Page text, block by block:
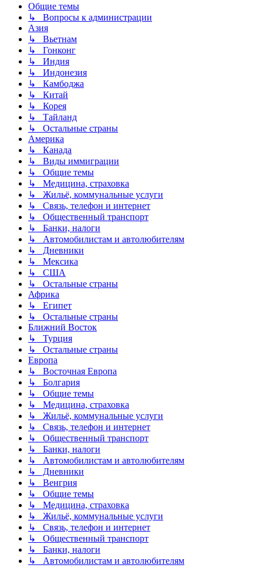
Общие темы
↳ Вопросы к администрации
Азия
↳ Вьетнам
↳ Гонконг
↳ Индия
↳ Индонезия
↳ Камбоджа
↳ Китай
↳ Корея
↳ Тайланд
↳ Остальные страны
Америка
↳ Канада
↳ Виды иммиграции
↳ Общие темы
↳ Медицина, страховка
↳ Жильё, коммунальные услуги
↳ Связь, телефон и интернет
↳ Общественный транспорт
↳ Банки, налоги
↳ Автомобилистам и автолюбителям
↳ Дневники
↳ Мексика
↳ США
↳ Остальные страны
Африка
↳ Египет
↳ Остальные страны
Ближний Восток
↳ Турция
↳ Остальные страны
Европа
↳ Восточная Европа
↳ Болгария
↳ Общие темы
↳ Медицина, страховка
↳ Жильё, коммунальные услуги
↳ Связь, телефон и интернет
↳ Общественный транспорт
↳ Банки, налоги
↳ Автомобилистам и автолюбителям
↳ Дневники
↳ Венгрия
↳ Общие темы
↳ Медицина, страховка
↳ Жильё, коммунальные услуги
↳ Связь, телефон и интернет
↳ Общественный транспорт
↳ Банки, налоги
↳ Автомобилистам и автолюбителям